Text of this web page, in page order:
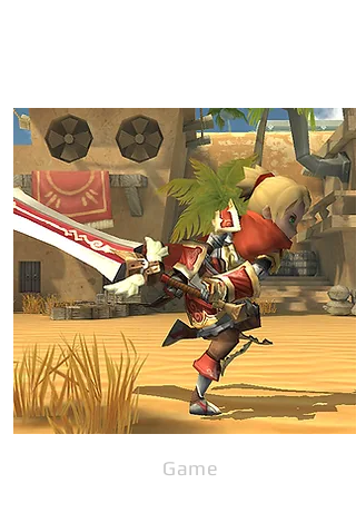
Game